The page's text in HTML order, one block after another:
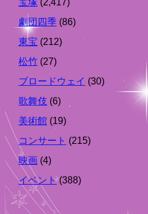
劇団四季 (86)
東宝 (212)
松竹 (27)
ブロードウェイ (30)
歌舞伎 (6)
美術館 (19)
コンサート (215)
映画 (4)
イベント(388)